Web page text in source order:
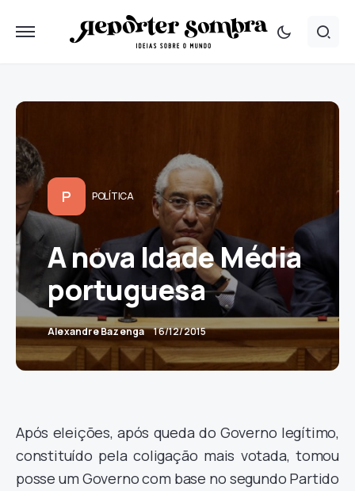
P POLÍTICA
A nova Idade Média
portuguesa
Alexandre Bazenga 16/12/2015
Após eleições, após queda do Governo legítimo,
constituído pela coligação mais votada, tomou
posse um Governo com base no segundo Partido